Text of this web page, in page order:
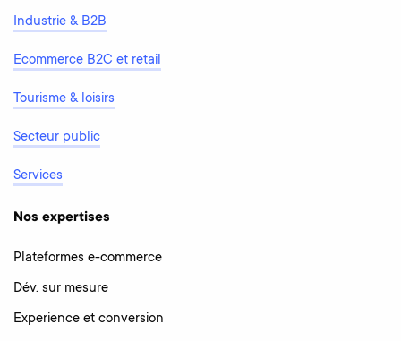
Industrie & B2B
Ecommerce B2C et retail
Tourisme & loisirs
Secteur public
Services
Nos expertises
Plateformes e-commerce
Dév. sur mesure
Experience et conversion